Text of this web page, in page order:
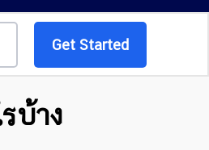
Get Started
บ้าง